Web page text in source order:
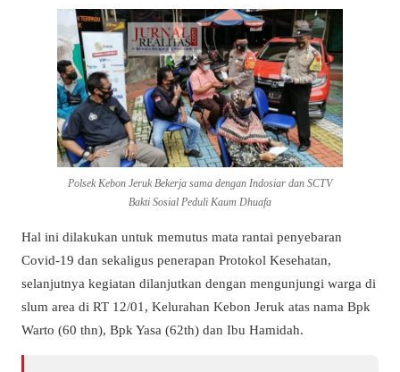
Polsek Kebon Jeruk Bekerja sama dengan Indosiar dan SCTV
Bakti Sosial Peduli Kaum Dhuafa
Hal ini dilakukan untuk memutus mata rantai penyebaran
Covid-19 dan sekaligus penerapan Protokol Kesehatan,
selanjutnya kegiatan dilanjutkan dengan mengunjungi warga di
slum area di RT 12/01, Kelurahan Kebon Jeruk atas nama Bpk
Warto (60 thn), Bpk Yasa (62th) dan Ibu Hamidah.